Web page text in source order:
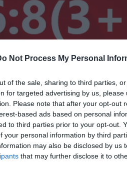
Not Process My Personal
of the sale, sharing to third parties,
for targeted advertising by us,
Please note that after your opt-out
based ads based on personal
to third parties prior to your opt-out.
your personal information by third
may also be disclosed by us
that may further disclose it to
Hirdetés